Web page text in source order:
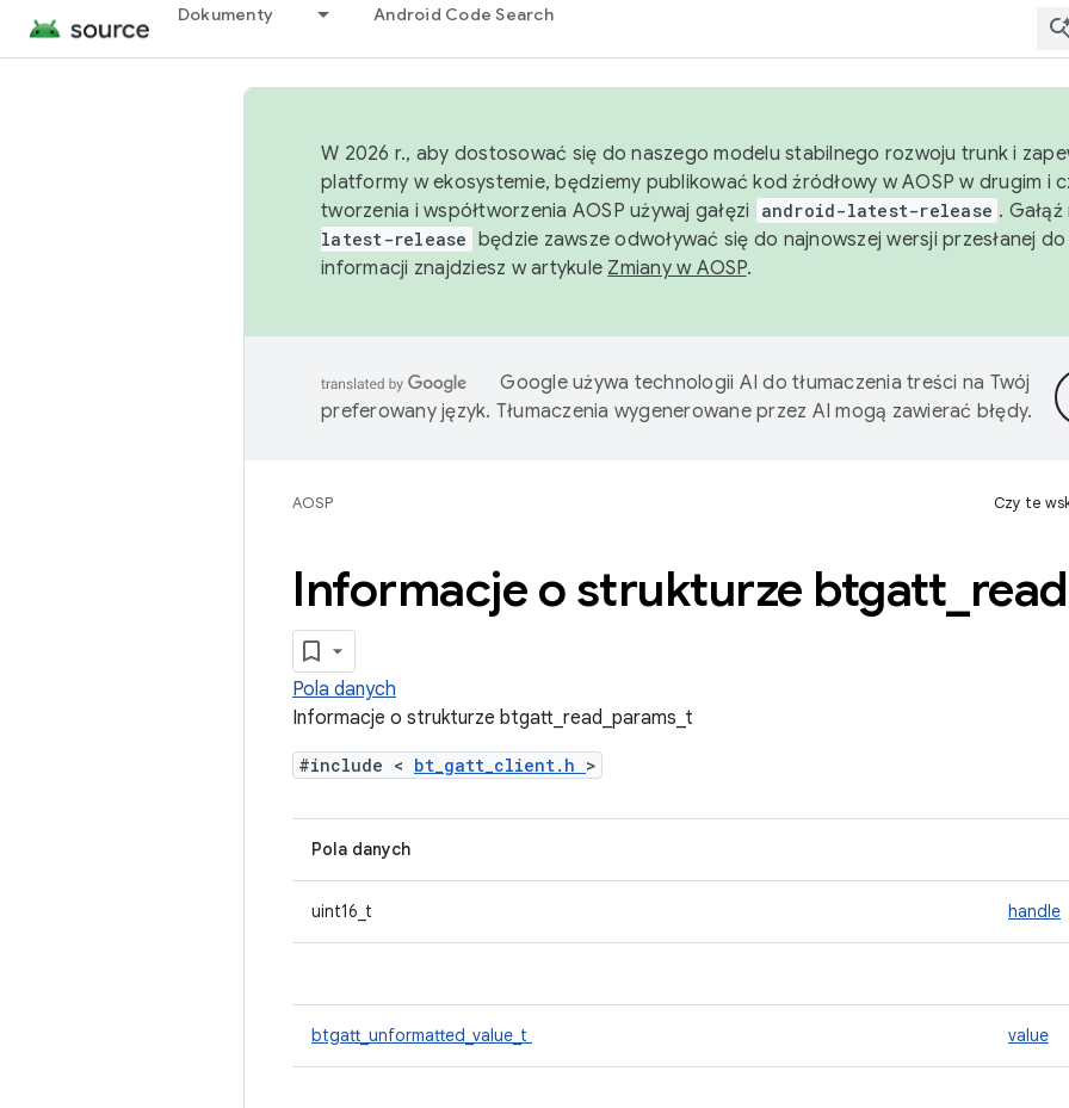
Dokumenty Android Code Search
W 2026 r., aby dostosować się do naszego modelu stabilnego rozwoju trunk i
platformy w ekosystemie, będziemy publikować kod źródłowy w AOSP w drugim i
tworzenia i współtworzenia AOSP używaj gałęzi
android-latest-release .
latest-release będzie zawsze odwoływać się do najnowszej wersji przesłanej do
informacji znajdziesz w artykule Zmiany w AOSP.
Google używa technologii AI do tłumaczenia treści na Twój
preferowany język. Tłumaczenia wygenerowane przez AI mogą zawierać błędy.
AOSP Czy te
Informacje o strukturze btgatt read
Pola danych
Informacje o strukturze btgatt_read_params_t
#include < bt_gatt_client.h >
Pola danych
uint16_t handle
btgatt_unformatted_value_t value